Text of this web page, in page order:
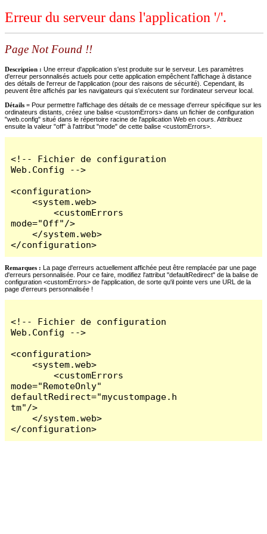
Erreur du serveur dans l'application '/'.
Page Not Found !!
Description : Une erreur d'application s'est produite sur le serveur. Les paramètres
d'erreur personnalisés actuels pour cette application empêchent l'affichage à distance
des détails de l'erreur de l'application (pour des raisons de sécurité). Cependant, ils
peuvent être affichés par les navigateurs qui s'exécutent sur l'ordinateur serveur local.
Détails = Pour permettre l'affichage des détails de ce message d'erreur spécifique sur les
ordinateurs distants, créez une balise <customErrors> dans un fichier de configuration
"web.config" situé dans le répertoire racine de l'application Web en cours. Attribuez
ensuite la valeur "off" à l'attribut "mode" de cette balise <customErrors>.
<!-- Fichier de configuration
Web.Config -->
<configuration>
    <system.web>
        <customErrors
mode="Off"/>
    </system.web>
</configuration>
Remarques : La page d'erreurs actuellement affichée peut être remplacée par une page
d'erreurs personnalisée. Pour ce faire, modifiez l'attribut "defaultRedirect" de la balise de
configuration <customErrors> de l'application, de sorte qu'il pointe vers une URL de la
page d'erreurs personnalisée !
<!-- Fichier de configuration
Web.Config -->
<configuration>
    <system.web>
        <customErrors
mode="RemoteOnly"
defaultRedirect="mycustompage.h
tm"/>
    </system.web>
</configuration>